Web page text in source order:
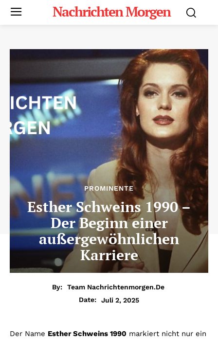
Nachrichten Morgen
PROMINENTE
Esther Schweins 1990 –
Der Beginn einer
außergewöhnlichen
Karriere
By:
Team Nachrichtenmorgen.de
Date:
Juli 2, 2025
Der Name Esther Schweins 1990 markiert nicht nur ein